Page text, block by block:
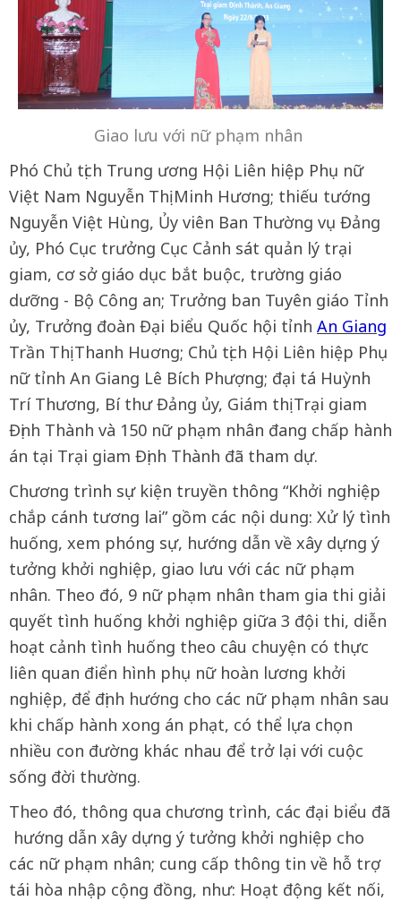
Giao lưu với nữ phạm nhân
Phó Chủ tịch Trung ương Hội Liên hiệp Phụ nữ
Việt Nam Nguyễn Thị Minh Hương; thiếu tướng
Nguyễn Việt Hùng, Ủy viên Ban Thường vụ Đảng
ủy, Phó Cục trưởng Cục Cảnh sát quản lý trại
giam, cơ sở giáo dục bắt buộc, trường giáo
dưỡng - Bộ Công an; Trưởng ban Tuyên giáo Tỉnh
ủy, Trưởng đoàn Đại biểu Quốc hội tỉnh An Giang
Trần Thị Thanh Huơng; Chủ tịch Hội Liên hiệp Phụ
nữ tỉnh An Giang Lê Bích Phượng; đại tá Huỳnh
Trí Thương, Bí thư Đảng ủy, Giám thị Trại giam
Định Thành và 150 nữ phạm nhân đang chấp hành
án tại Trại giam Định Thành đã tham dự.
Chương trình sự kiện truyền thông “Khởi nghiệp
chắp cánh tương lai” gồm các nội dung: Xử lý tình
huống, xem phóng sự, hướng dẫn về xây dựng ý
tưởng khởi nghiệp, giao lưu với các nữ phạm
nhân. Theo đó, 9 nữ phạm nhân tham gia thi giải
quyết tình huống khởi nghiệp giữa 3 đội thi, diễn
hoạt cảnh tình huống theo câu chuyện có thực
liên quan điển hình phụ nữ hoàn lương khởi
nghiệp, để định hướng cho các nữ phạm nhân sau
khi chấp hành xong án phạt, có thể lựa chọn
nhiều con đường khác nhau để trở lại với cuộc
sống đời thường.
Theo đó, thông qua chương trình, các đại biểu đã
hướng dẫn xây dựng ý tưởng khởi nghiệp cho
các nữ phạm nhân; cung cấp thông tin về hỗ trợ
tái hòa nhập cộng đồng, như: Hoạt động kết nối,